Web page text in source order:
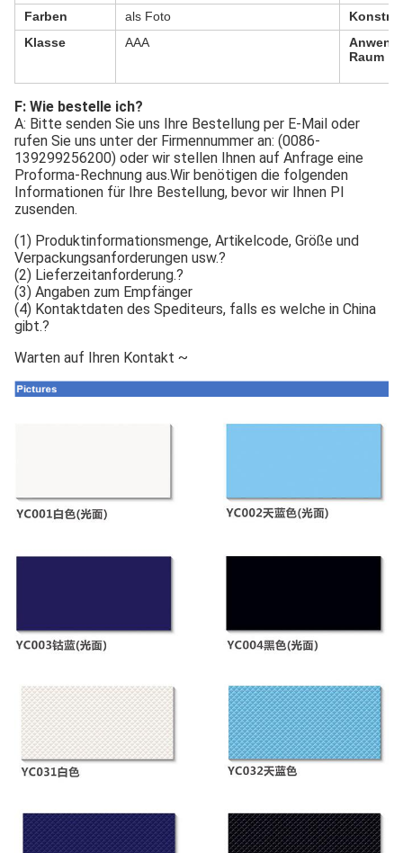
Farben als Foto
Klasse
AAA
Raum
F: Wie bestelle ich?
A: Bitte senden Sie uns Ihre Bestellung per E-Mail oder
rufen Sie uns unter der Firmennummer an: (0086-
139299256200) oder wir stellen Ihnen auf Anfrage eine
Proforma-Rechnung aus.Wir benötigen die folgenden
Informationen für Ihre Bestellung, bevor wir Ihnen PI
zusenden.
(1) Produktinformationsmenge, Artikelcode, Größe und
Verpackungsanforderungen usw.?
(2) Lieferzeitanforderung.?
(3) Angaben zum Empfänger
(4) Kontaktdaten des Spediteurs, falls es welche in China
gibt.?
Warten auf Ihren Kontakt ~